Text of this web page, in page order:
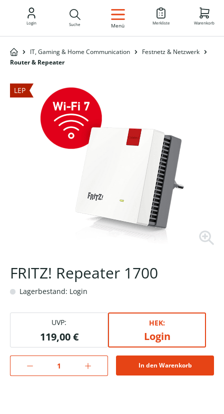
DE
Login Suche Menü Merkliste Warenkorb
IT, Gaming & Home Communication
Festnetz & Netzwerk
Router & Repeater
LEP
FRITZ! Repeater 1700
Lagerbestand: Login
UVP:
119,00 €
HEK:
Login
In den Warenkorb